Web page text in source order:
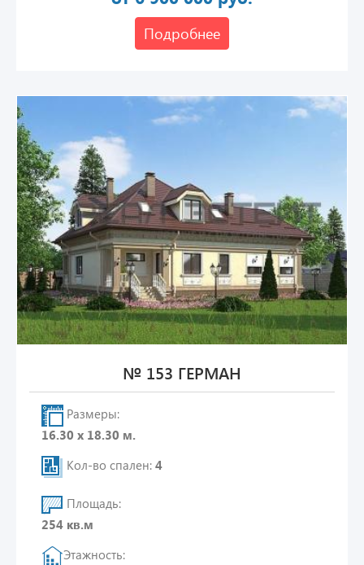
Подробнее
№ 153 ГЕРМАН
Размеры:
16.30 х 18.30 м.
Кол-во спален: 4
Площадь:
254 кв.м
Этажность: